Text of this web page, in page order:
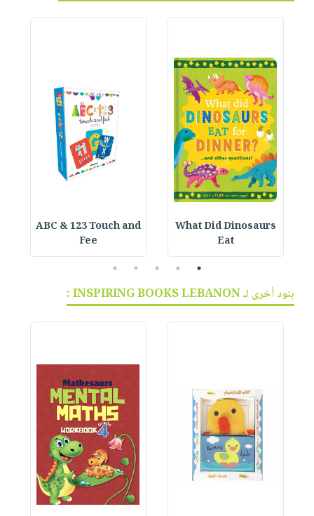
What Did Dinosaurs
Eat
ABC & 123 Touch and
Fee
1
2
3
4
5
بنود أخرى لـ INSPIRING BOOKS LEBANON :